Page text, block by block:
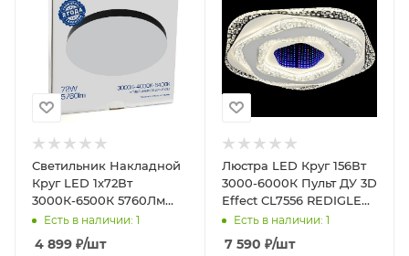
Светильник Накладной
Круг LED 1х72Вт
3000К-6500К 5760Лм
Черный IP44
D500х42мм AL1600
Feron.ONE
Есть в наличии: 1
4 899 ₽/шт
Люстра LED Круг 156Вт
3000-6000К Пульт ДУ 3D
Effect CL7556 REDIGLE
(5)Есть в наличии: 1
7 590 ₽/шт